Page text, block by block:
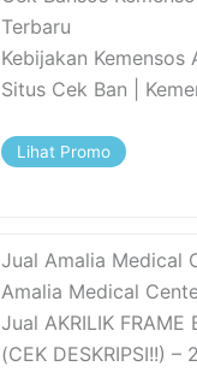
Terbaru
Kebijakan Kemensos
Situs Cek Ban |
Lihat Promo
Jual Amalia Medical
Amalia Medical
Jual AKRILIK FRAME
(CEK DESKRIPSI!!)